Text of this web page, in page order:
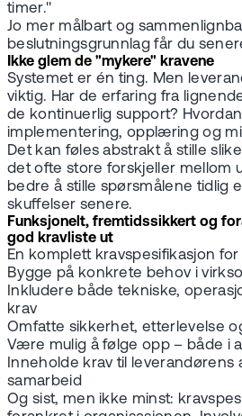
timer."
Jo mer målbart og
beslutningsgrunnlag får du
Ikke glem de "mykere" kravene
Systemet er én ting. Men
viktig. Har de erfaring fra
de kontinuerlig support?
implementering, opplæring og
Det kan føles abstrakt å stille
det ofte store forskjeller mellom
bedre å stille spørsmålene tidlig
skuffelser senere.
Funksjonelt, fremtidssikkert og
god kravliste ut
En komplett kravspesifikasjon for
Bygge på konkrete behov i
Inkludere både tekniske,
krav
Omfatte sikkerhet, etterlevelse
Være mulig å følge opp – både i
Inneholde krav til leverandørens
samarbeid
Og sist, men ikke minst: